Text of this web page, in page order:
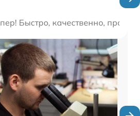
Быстро, качественно,